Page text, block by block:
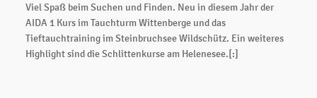
Viel Spaß beim Suchen und Finden. Neu in diesem Jahr der
AIDA 1 Kurs im Tauchturm Wittenberge und das
Tieftauchtraining im Steinbruchsee Wildschütz. Ein weiteres
Highlight sind die Schlittenkurse am Helenesee.[:]